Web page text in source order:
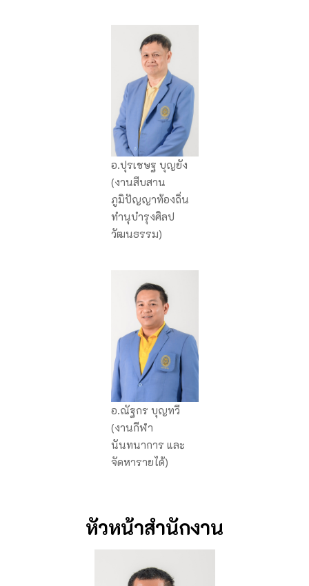
อ.ปุรเชษฐ บุญยัง
(งานสืบสาน
ภูมิปัญญาท้องถิ่น
ทำนุบำรุงศิลป
วัฒนธรรม)
อ.ณัฐกร บุญทวี
(งานกีฬา
นันทนาการ และ
จัดหารายได้)
หัวหน้าสำนักงาน